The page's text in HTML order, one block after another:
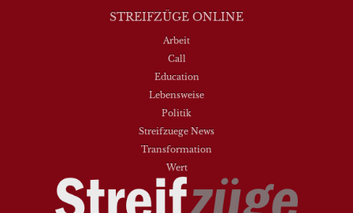
STREIFZÜGE ONLINE
Arbeit
Call
Education
Lebensweise
Politik
Streifzuege News
Transformation
Wert